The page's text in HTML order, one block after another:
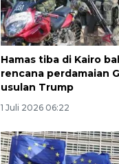
Hamas tiba di Kairo
rencana perdamaian
usulan Trump
1 Juli 2026 06:22